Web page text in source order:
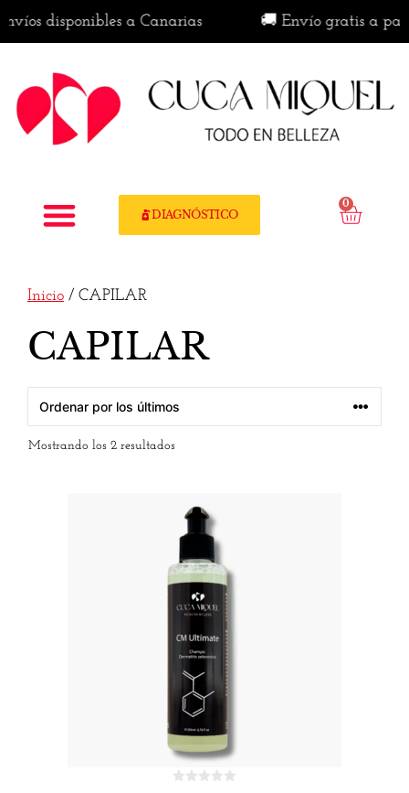
disponibles a Canarias 🚚 Envío gratis a
DIAGNÓSTICO
0
Inicio / CAPILAR
CAPILAR
Mostrando los 2 resultados